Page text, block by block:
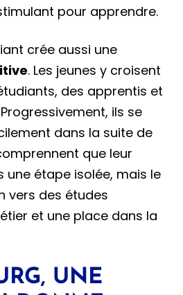
pour apprendre.
crée aussi une
. Les jeunes y croisent
des apprentis et
ils se
dans la suite de
que leur
une étape isolée, mais le
vers des études
et une place dans la
UNE